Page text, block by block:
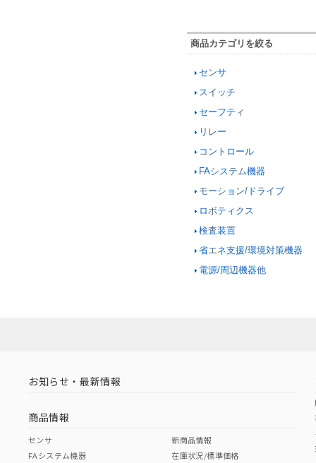
商品カテゴリを絞る
センサ
スイッチ
セーフティ
リレー
コントロール
FAシステム機器
モーション/ドライブ
ロボティクス
検査装置
省エネ支援/環境対策機器
電源/周辺機器他
お知らせ・最新情報
商品情報
センサ
FAシステム機器
新商品情報
在庫状況/標準価格